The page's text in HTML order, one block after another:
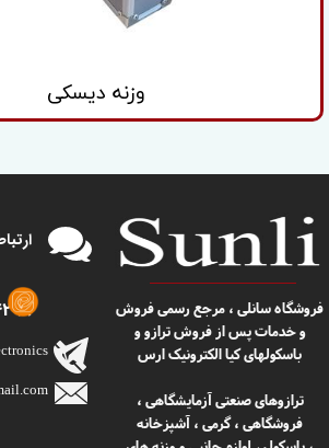
وزنه دیسکی
​​فروشگاه سانلی ، مرجع رسمی فروش
و خدمات پس از فروش ترازو و
باسکولهای کیا الکترونیک ارس
ترازوهای صنعتی آزمایشگاهی ،
فروشگاهی ، گرمی ، آشپزخانه